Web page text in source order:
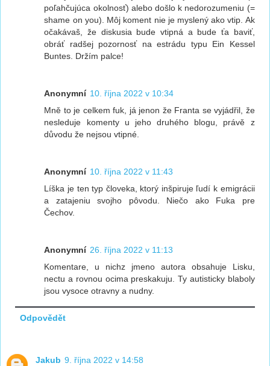
poľahčujúca okolnosť) alebo došlo k nedorozumeniu (=
shame on you). Môj koment nie je myslený ako vtip. Ak
očakávaš, že diskusia bude vtipná a bude ťa baviť,
obráť radšej pozornosť na estrádu typu Ein Kessel
Buntes. Držím palce!
Anonymní 10. října 2022 v 10:34
Mně to je celkem fuk, já jenon že Franta se vyjádřil, že
nesleduje komenty u jeho druhého blogu, právě z
důvodu že nejsou vtipné.
Anonymní 10. října 2022 v 11:43
Líška je ten typ človeka, ktorý inšpiruje ľudí k emigrácii
a zatajeniu svojho pôvodu. Niečo ako Fuka pre
Čechov.
Anonymní 26. října 2022 v 11:13
Komentare, u nichz jmeno autora obsahuje Lisku,
nectu a rovnou ocima preskakuju. Ty autisticky blaboly
jsou vysoce otravny a nudny.
Odpovědět
Jakub 9. října 2022 v 14:58